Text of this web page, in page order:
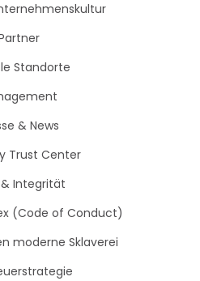
Standorte
& News
Trust Center
& Integrität
(Code of Conduct)
moderne Sklaverei